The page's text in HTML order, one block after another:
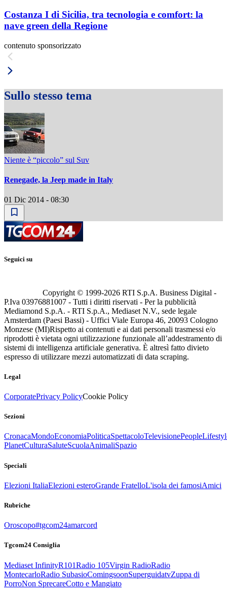
Costanza I di Sicilia, tra tecnologia e comfort: la
nave green della Regione
contenuto sponsorizzato
Sullo stesso tema
Niente è “piccolo” sul Suv
Renegade, la Jeep made in Italy
01 Dic 2014 - 08:30
Seguici su
Copyright © 1999-2026 RTI S.p.A. Business Digital -
P.Iva 03976881007 - Tutti i diritti riservati - Per la pubblicità
Mediamond S.p.A. - RTI S.p.A., Mediaset N.V., sede legale
Amsterdam (Paesi Bassi) - Uffici Viale Europa 46, 20093 Cologno
Monzese (MI)Rispetto ai contenuti e ai dati personali trasmessi e/o
riprodotti è vietata ogni utilizzazione funzionale all’addestramento di
sistemi di intelligenza artificiale generativa. È altresì fatto divieto
espresso di utilizzare mezzi automatizzati di data scraping.
Legal
CorporatePrivacy PolicyCookie Policy
Sezioni
CronacaMondoEconomiaPoliticaSpettacoloTelevisionePeople
PlanetCulturaSaluteScuolaAnimaliSpazio
Speciali
Elezioni ItaliaElezioni esteroGrande FratelloL'isola dei famosiAmici
Rubriche
Oroscopo#tgcom24amarcord
Tgcom24 Consiglia
Mediaset InfinityR101Radio 105Virgin RadioRadio
MontecarloRadio SubasioComingsoonSuperguidatvZuppa di
PorroNon SprecareCotto e Mangiato